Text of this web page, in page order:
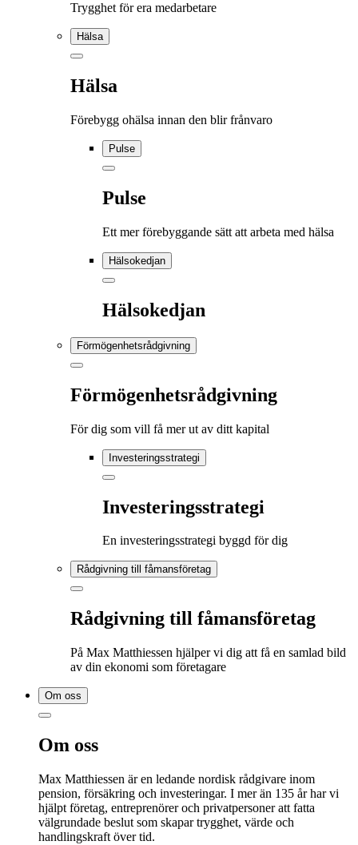
Trygghet för era medarbetare
Hälsa
Hälsa
Förebygg ohälsa innan den blir frånvaro
Pulse
Pulse
Ett mer förebyggande sätt att arbeta med hälsa
Hälsokedjan
Hälsokedjan
Förmögenhetsrådgivning
Förmögenhetsrådgivning
För dig som vill få mer ut av ditt kapital
Investeringsstrategi
Investeringsstrategi
En investeringsstrategi byggd för dig
Rådgivning till fåmansföretag
Rådgivning till fåmansföretag
På Max Matthiessen hjälper vi dig att få en samlad bild
av din ekonomi som företagare
Om oss
Om oss
Max Matthiessen är en ledande nordisk rådgivare inom
pension, försäkring och investeringar. I mer än 135 år har vi
hjälpt företag, entreprenörer och privatpersoner att fatta
välgrundade beslut som skapar trygghet, värde och
handlingskraft över tid.